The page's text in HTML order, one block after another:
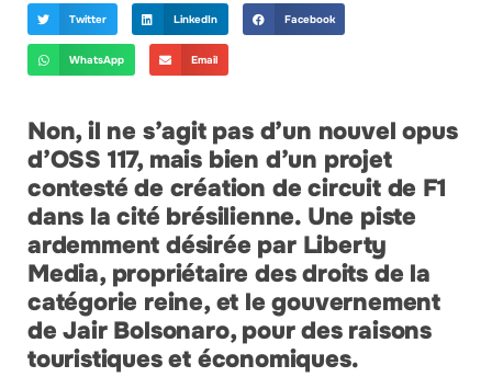
Twitter LinkedIn Facebook
WhatsApp Email
Non, il ne s’agit pas d’un nouvel opus
d’OSS 117, mais bien d’un projet
contesté de création de circuit de F1
dans la cité brésilienne. Une piste
ardemment désirée par Liberty
Media, propriétaire des droits de la
catégorie reine, et le gouvernement
de Jair Bolsonaro, pour des raisons
touristiques et économiques.